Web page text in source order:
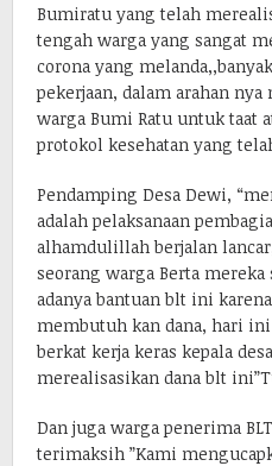
Bumiratu yang telah
tengah warga yang sangat
corona yang
pekerjaan, dalam arahan
warga Bumi Ratu untuk taat
protokol kesehatan yang
Pendamping Desa Dewi,
adalah pelaksanaan
alhamdulillah berjalan
seorang warga Berta mereka
adanya bantuan blt ini
membutuh kan dana, hari
berkat kerja keras kepala
merealisasikan dana blt
Dan juga warga penerima
terimaksih ”Kami